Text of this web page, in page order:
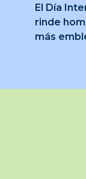
El Día
rinde
más